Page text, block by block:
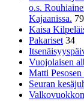
o.s.
Kajaanissa. 79
Kaisa
Pakariset 34
Vuojolaisen
Matti
Seuran